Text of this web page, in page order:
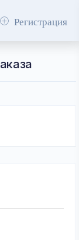
Регистрация